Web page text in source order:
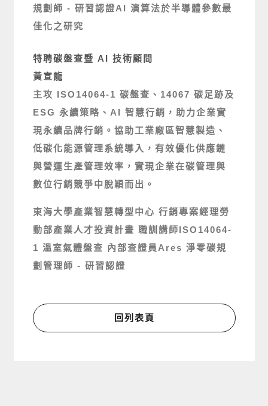
規劃師 - 研習認證AI 演算法於半導體參數最
佳化之研究
特聘碳盤查暨 AI 技術顧問
黃宣龍
主攻 ISO14064-1 碳盤查、14067 碳足跡及
ESG 永續策略、AI 智慧行銷，助力企業實
現永續品牌行銷。協助工業廠區智慧製造、
低碳化能源管理系統導入，有效優化供應鏈
與營運生產管理效率，實現企業在碳管理與
數位行銷競爭中脫穎而出。
東海大學產業智慧轉型中心 行銷專案經理勞
動部產業人才投資計畫 職訓講師ISO14064-
1 溫室氣體盤查 內部查證員 Ares 淨零碳規
劃管理師 - 研習認證
回列表頁